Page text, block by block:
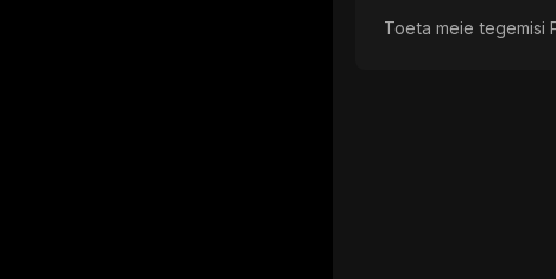
Toeta meie tegemisi